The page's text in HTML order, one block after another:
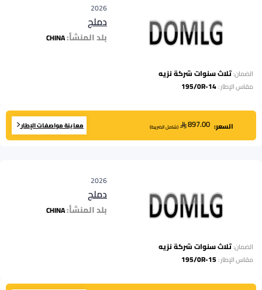
2026
دملج
بلد المنشأ:CHINA
الضمان:ثلاث سنوات شركة نزيه
مقاس الإطار:
195/0R-14
السعر: 897.00
(شامل الضريبة) معاينة مواصفات الإطار
2026
دملج
بلد المنشأ:CHINA
الضمان:ثلاث سنوات شركة نزيه
مقاس الإطار:
195/0R-15